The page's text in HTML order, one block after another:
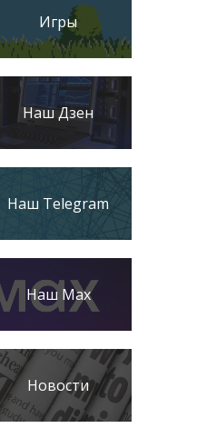
Игры
Наш Дзен
Наш Telegram
Наш Max
Новости